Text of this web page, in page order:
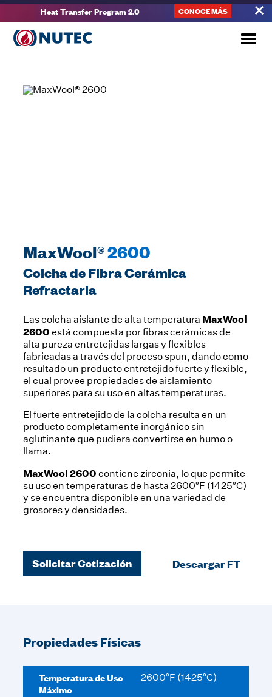
Heat Transfer Program 2.0 CONOCE MÁS
MaxWool®2600
Colcha de Fibra Cerámica
Refractaria
Lascolcha aislante de alta temperatura MaxWool
2600 está compuesta porfibras cerámicasde
alta pureza entretejidas largas y flexibles
fabricadas a través del proceso spun, dando como
resultado un producto entretejido fuerte y flexible,
el cual provee propiedades de aislamiento
superiores para su uso en altas temperaturas.
El fuerte entretejido de la colcha resulta en un
producto completamente inorgánico sin
aglutinante que pudiera convertirse en humo o
llama.
MaxWool 2600 contiene zirconia, lo que permite
su uso en temperaturas de hasta 2600°F (1425°C)
y se encuentra disponible en una variedad de
grosores y densidades.
Solicitar Cotización Descargar FT
Propiedades Físicas
Temperatura de Uso
Máximo
2600°F (1425°C)